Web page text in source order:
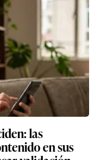
las
en sus